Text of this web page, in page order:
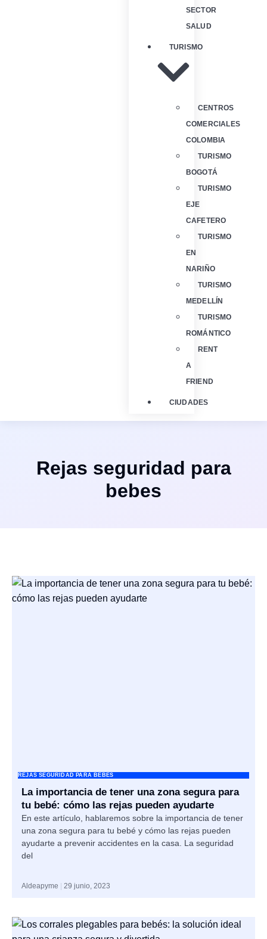
SECTOR
SALUD
TURISMO
CENTROS
COMERCIALES
COLOMBIA
TURISMO
BOGOTÁ
TURISMO
EJE
CAFETERO
TURISMO
EN
NARIÑO
TURISMO
MEDELLÍN
TURISMO
ROMÁNTICO
RENT
A
FRIEND
CIUDADES
Rejas seguridad para
bebes
REJAS SEGURIDAD PARA BEBES
La importancia de tener una zona segura para
tu bebé: cómo las rejas pueden ayudarte
En este artículo, hablaremos sobre la importancia de tener
una zona segura para tu bebé y cómo las rejas pueden
ayudarte a prevenir accidentes en la casa. La seguridad
del
Aldeapyme 29 junio, 2023